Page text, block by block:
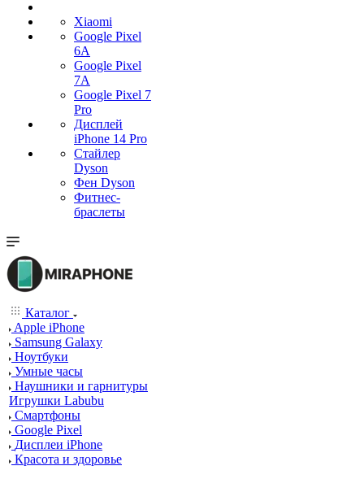
Xiaomi
Google Pixel
6A
Google Pixel
7А
Google Pixel 7
Pro
Дисплей
iPhone 14 Pro
Стайлер
Dyson
Фен Dyson
Фитнес-
браслеты
Каталог
Apple iPhone
Samsung Galaxy
Ноутбуки
Умные часы
Наушники и гарнитуры
Игрушки Labubu
Смартфоны
Google Pixel
Дисплеи iPhone
Красота и здоровье